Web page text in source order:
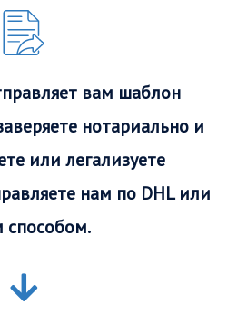
вам шаблон
нотариально и
или легализуете
нам по DHL или